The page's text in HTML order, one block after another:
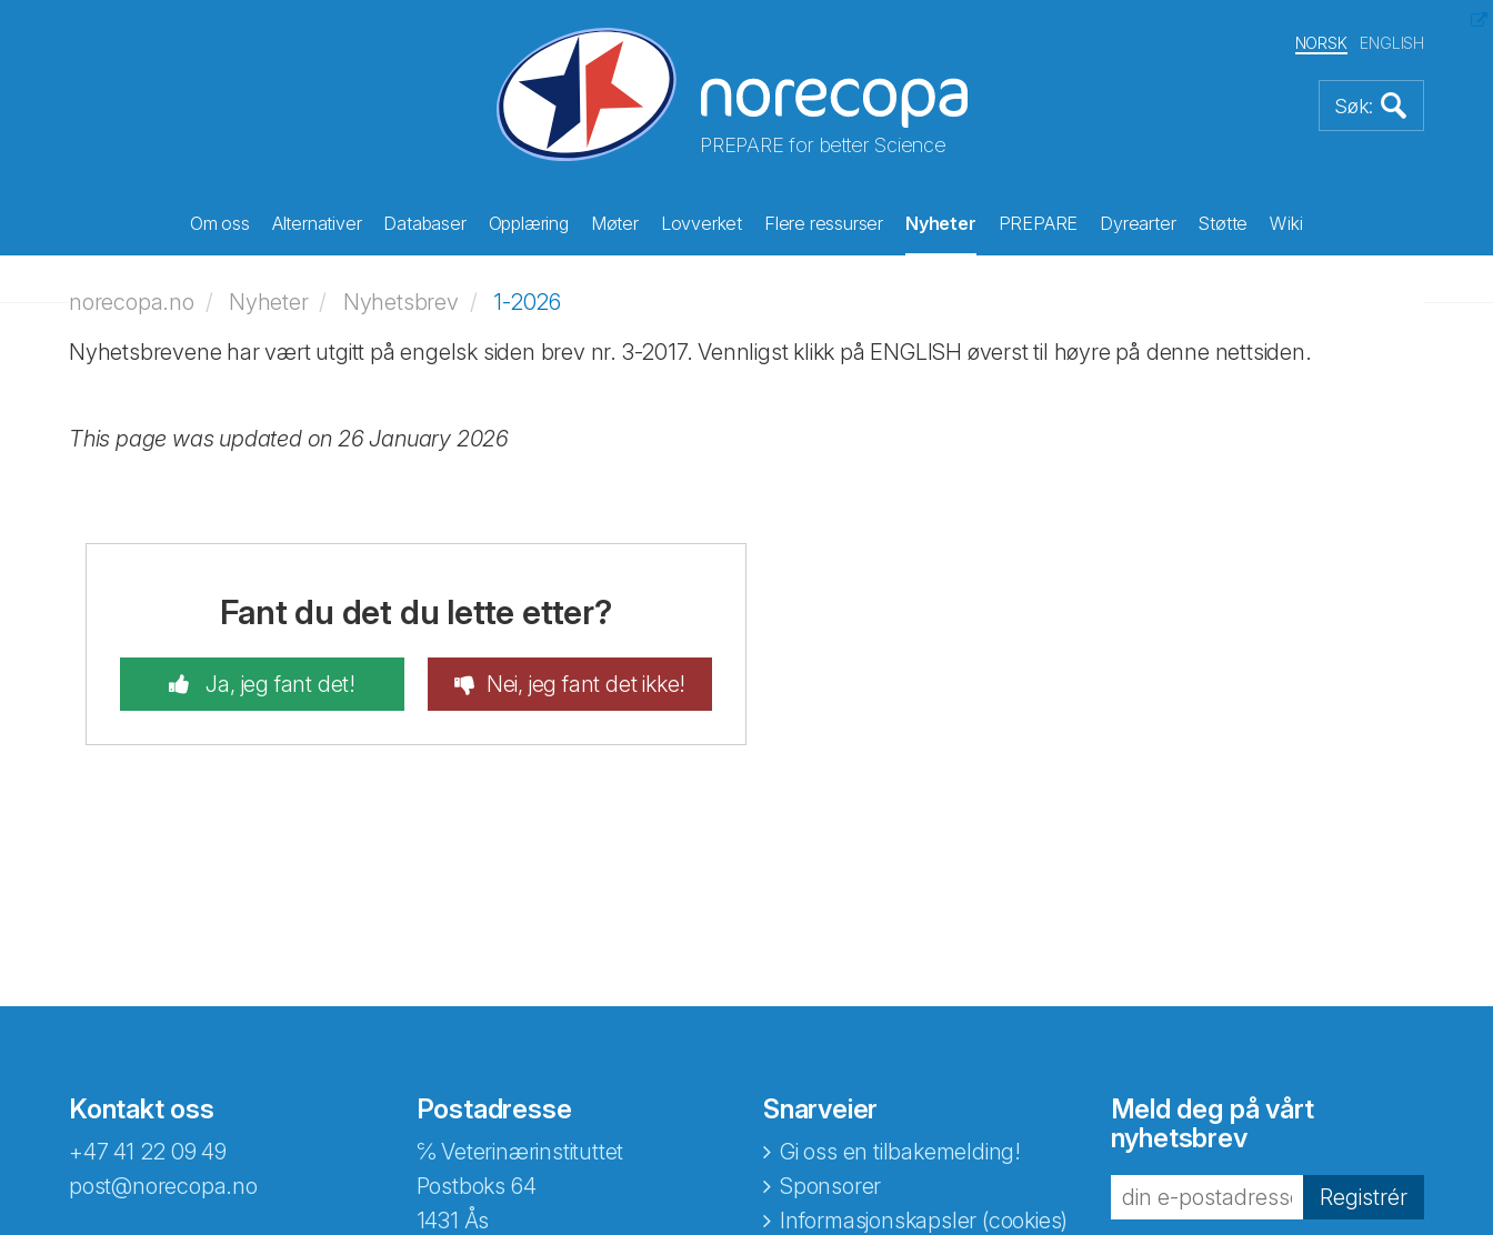
PREPARE for better Science
NORSK ENGLISH
Om oss Alternativer Databaser Opplæring Møter Lovverket Flere ressurser Nyheter PREPARE Dyrearter Støtte Wiki
norecopa.no Nyheter Nyhetsbrev
1-2026
Nyhetsbrevene har vært utgitt på engelsk siden brev nr. 3-2017. Vennligst klikk på ENGLISH øverst til høyre på denne nettsiden.
This page was updated on 26 January 2026
Fant du det du lette etter?
Ja, jeg fant det! Nei, jeg fant det ikke!
Kontakt oss
+47 41 22 09 49
post@norecopa.no
Postadresse
℅ Veterinærinstituttet
Postboks 64
1431 Ås
Snarveier
Gi oss en tilbakemelding!
Sponsorer
Informasjonskapsler (cookies)
Meld deg på vårt
nyhetsbrev
Registrér